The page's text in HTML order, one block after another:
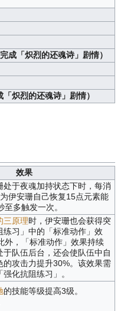
成「炽烈的还魂诗」剧情）
炽烈的还魂诗」剧情）
效果
处于夜魂加持状态下时，每消
伊安珊自己恢复15点元素能
多触发一次。
三原理时，伊安珊也会获得突
练习」中的「标准动作」效
外，「标准动作」效果持续
于队伍后台，还会使队伍中自
的攻击力提升30%。该效果需
化抗阻练习」。
的技能等级提高3级。